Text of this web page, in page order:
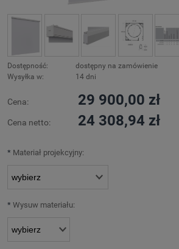
Dostępność:
dostępny na zamówienie
Wysyłka w:
14 dni
Cena: 29 900,00 zł
Cena netto: 24 308,94 zł
* Materiał projekcyjny:
* Wysuw materiału: